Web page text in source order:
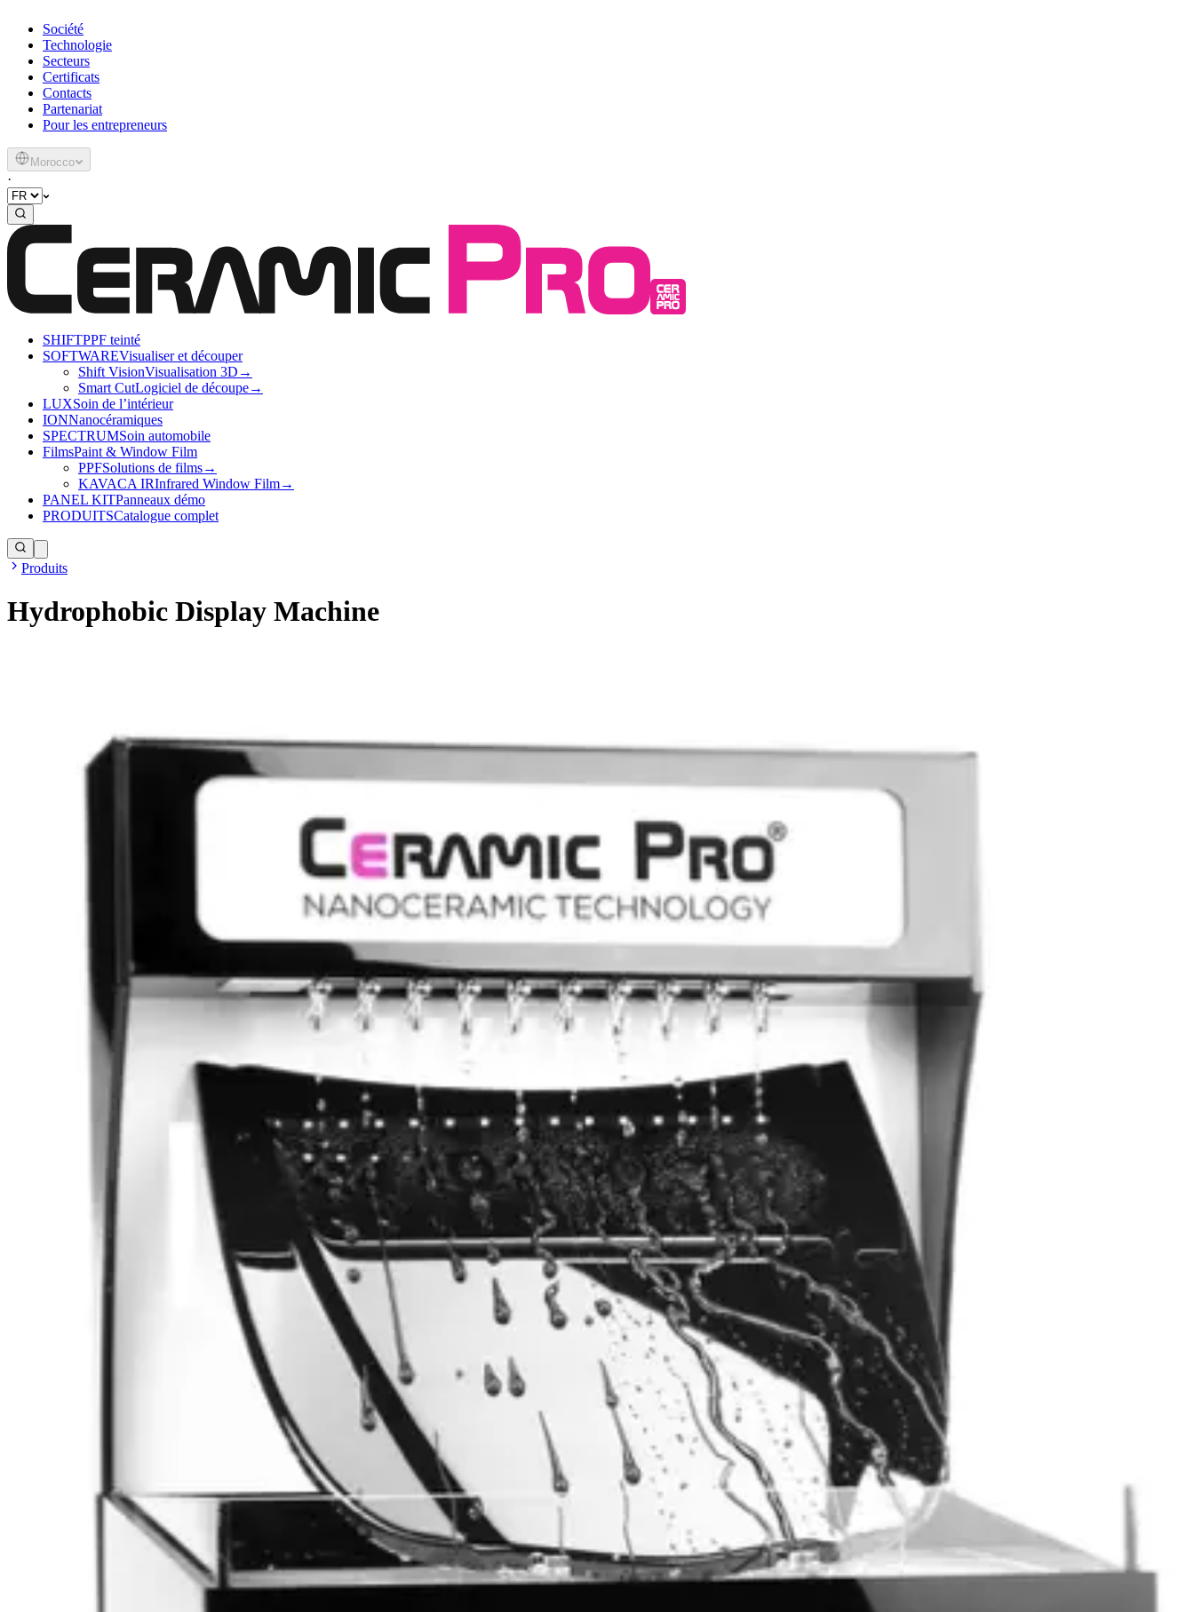
Société
Technologie
Secteurs
Certificats
Contacts
Partenariat
Pour les entrepreneurs
Morocco
·
SHIFTPPF teinté
SOFTWAREVisualiser et découper
Shift VisionVisualisation 3D →
Smart CutLogiciel de découpe→
LUXSoin de l’intérieur
IONNanocéramiques
SPECTRUMSoin automobile
FilmsPaint & Window Film
PPFSolutions de films→
KAVACA IRInfrared Window Film→
PANEL KITPanneaux démo
PRODUITSCatalogue complet
Produits
Hydrophobic Display Machine